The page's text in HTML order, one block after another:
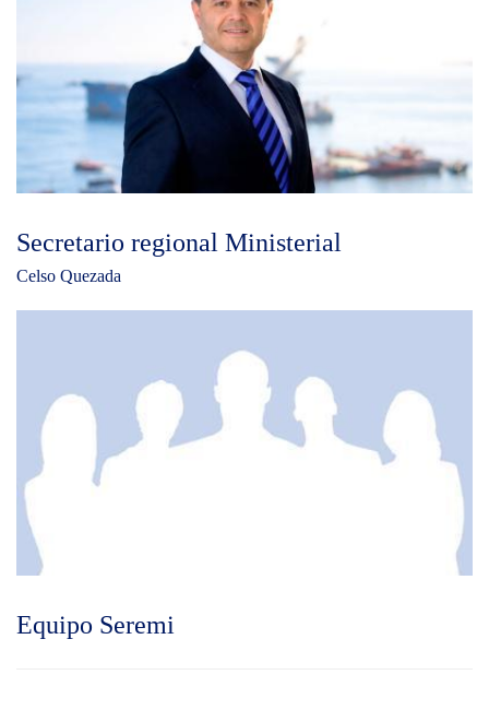
Secretario regional Ministerial
Celso Quezada
Equipo Seremi